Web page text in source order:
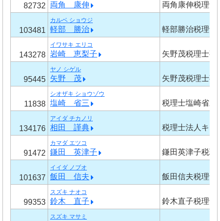
82732 両角 康伸 両角康伸税理士
103481
カルベ ショウジ
軽部 勝治 軽部勝治税理士
143278
イワサキ エリコ
岩崎 恵梨子 矢野茂税理士事
95445
ヤノ シゲル
矢野 茂 矢野茂税理士事
11838
シオザキ ショウゾウ
塩崎 省三 税理士塩崎省三
134176
アイダ チカノリ
相田 謹典 税理士法人キー
91472
カマダ エツコ
鎌田 英津子 鎌田英津子税理
101637
イイダ ノブオ
飯田 信夫 飯田信夫税理士
99353
スズキ ナオコ
鈴木 直子 鈴木直子税理士
スズキ マサミ